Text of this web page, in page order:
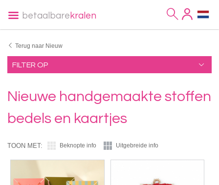
betaalbare kralen
Terug naar Nieuw
FILTER OP
Nieuwe handgemaakte stoffen
bedels en kaartjes
TOON MET: Beknopte info Uitgebreide info